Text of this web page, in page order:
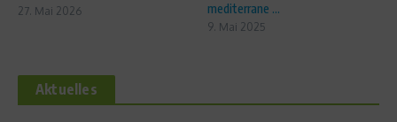
27. Mai 2026
mediterrane ...
9. Mai 2025
Aktuelles